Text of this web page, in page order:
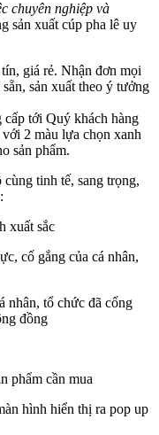
chuyên nghiệp và
sản xuất cúp pha lê uy
giá rẻ. Nhận đơn mọi
sản xuất theo ý tưởng
tới Quý khách hàng
2 màu lựa chọn xanh
sản phẩm.
tinh tế, sang trọng,
xuất sắc
cố gắng của cá nhân,
nhân, tổ chức đã cống
đồng
phẩm cần mua
hình hiển thị ra pop up